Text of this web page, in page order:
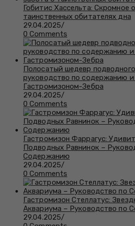
Гобитис Хассельта: Скромное
таинственных обитателях дна
29.04.2025/
0 Comments
Полосатый шедевр
руководство по содержанию и
Гастромизоном-Зебра
29.04.2025/
0 Comments
Гастромизон Фаррагус:
Подводных Равнинок –
Содержанию
29.04.2025/
0 Comments
Гастромизон Стеллатус:
Аквариума – Руководство по
29.04.2025/